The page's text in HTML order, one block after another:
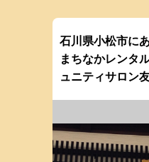
石川県小松市に
まちなかレンタ
ュニティサロン